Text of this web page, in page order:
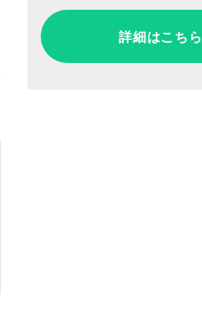
詳細はこちら